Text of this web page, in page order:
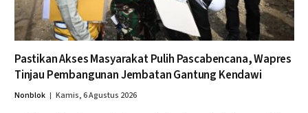
Pastikan Akses Masyarakat Pulih Pascabencana, Wapres
Tinjau Pembangunan Jembatan Gantung Kendawi
Nonblok Kamis, 6 Agustus 2026